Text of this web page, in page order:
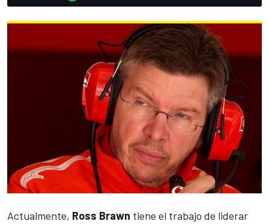
Actualmente, Ross Brawn tiene el trabajo de liderar